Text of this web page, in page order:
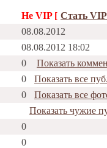
Не VIP [ Стать VIP
08.08.2012
08.08.2012 18:02
0
Показать
0
Показать все
0
Показать все
Показать чужие
0
0